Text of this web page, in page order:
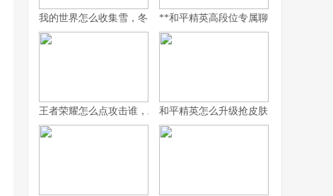
我的世界怎么收集雪，冬日生存的艺术**和平精英高段位专属聊天：无声战场
王者荣耀怎么点攻击谁，精准操作背后的博弈艺术，副标题，从本
和平精英怎么升级抢皮肤，高效进阶全